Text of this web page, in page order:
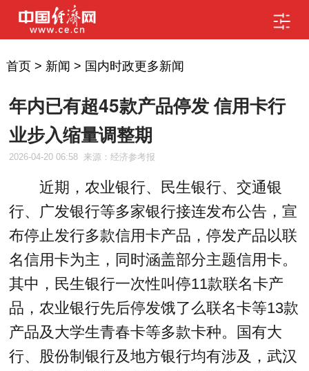
首页> 新闻 > 国内时政更多新闻
年内已有超45款产品停发 信用卡行
业步入缩量调整期
2026-04-20 06:58 来源：经济参考报
近期，农业银行、民生银行、交通银
行、广发银行等多家银行接连发布公告，宣
布停止发行多款信用卡产品，停发产品以联
名信用卡为主，同时涵盖部分主题信用卡。
其中，民生银行一次性叫停11款联名卡产
品，农业银行先后停发饿了么联名卡等13款
产品及大学生青春卡等多款卡种。国有大
行、股份制银行及地方银行均有涉及，武汉